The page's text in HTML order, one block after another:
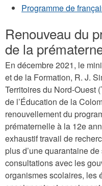
Programme de
Renouveau du
de la
En décembre 2021, le
et de la Formation, R. J.
Territoires du Nord-Ouest
de l’Éducation de la
renouvellement du
prématernelle à la 12e
exhaustif travail de
plus d’une quarantaine
consultations avec les
organismes scolaires, les